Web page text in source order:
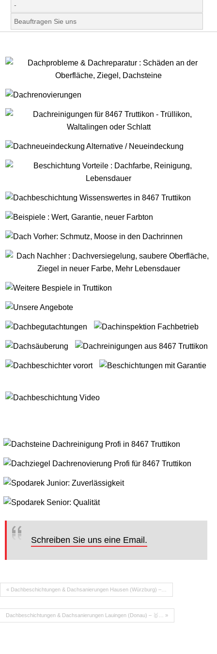
-
Beauftragen Sie uns
Schreiben Sie uns eine Email.
« Dachbeschichtungen & Dachsanierungen Hausen (Würzburg) –…
Dachbeschichtungen & Dachsanierungen Lauingen (Donau) – 🥇… »